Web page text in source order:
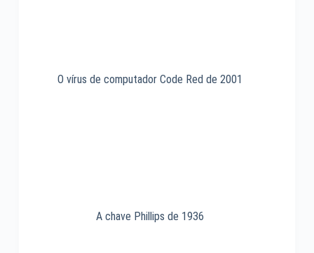
O vírus de computador Code Red de 2001
A chave Phillips de 1936